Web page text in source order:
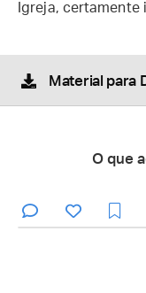
Igreja, certamente
Material para
O que